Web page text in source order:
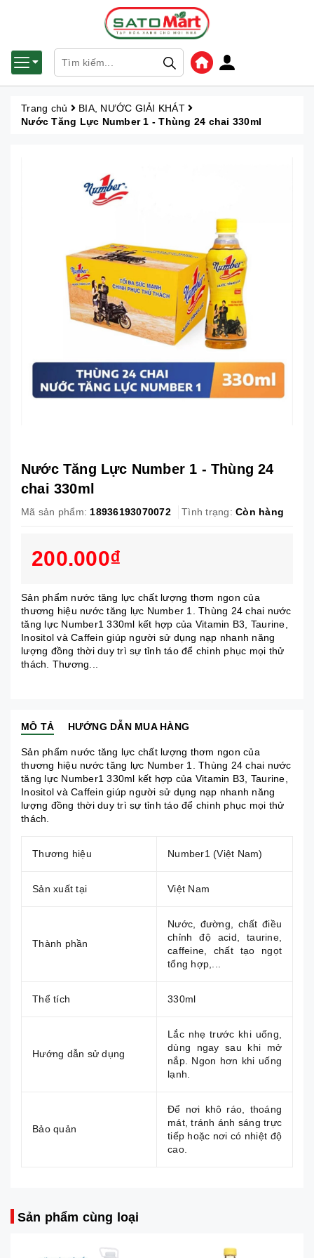
Trang chủ
BIA, NƯỚC GIẢI KHÁT
Nước Tăng Lực Number 1 - Thùng 24 chai 330ml
Nước Tăng Lực Number 1 - Thùng 24
chai 330ml
Mã sản phẩm: 18936193070072 Tình trạng: Còn hàng
200.000₫
Sản phẩm nước tăng lực chất lượng thơm ngon của
thương hiệu nước tăng lực Number 1. Thùng 24 chai nước
tăng lực Number1 330ml kết hợp của Vitamin B3, Taurine,
Inositol và Caffein giúp người sử dụng nạp nhanh năng
lượng đồng thời duy trì sự tỉnh táo để chinh phục mọi thử
thách. Thương...
MÔ TẢ HƯỚNG DẪN MUA HÀNG
Sản phẩm nước tăng lực chất lượng thơm ngon của
thương hiệu nước tăng lực Number 1. Thùng 24 chai nước
tăng lực Number1 330ml kết hợp của Vitamin B3, Taurine,
Inositol và Caffein giúp người sử dụng nạp nhanh năng
lượng đồng thời duy trì sự tỉnh táo để chinh phục mọi thử
thách.
Thương hiệu Number1 (Việt Nam)
Sản xuất tại Việt Nam
Thành phần
Nước, đường, chất điều
chỉnh độ acid, taurine,
caffeine, chất tạo ngọt
tổng hợp,...
Thể tích 330ml
Hướng dẫn sử dụng
Lắc nhẹ trước khi uống,
dùng ngay sau khi mở
nắp. Ngon hơn khi uống
lạnh.
Bảo quản
Để nơi khô ráo, thoáng
mát, tránh ánh sáng trực
tiếp hoặc nơi có nhiệt độ
cao.
Sản phẩm cùng loại